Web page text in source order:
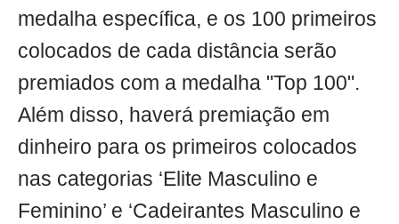
medalha específica, e os 100 primeiros
colocados de cada distância serão
premiados com a medalha "Top 100".
Além disso, haverá premiação em
dinheiro para os primeiros colocados
nas categorias ‘Elite Masculino e
Feminino’ e ‘Cadeirantes Masculino e